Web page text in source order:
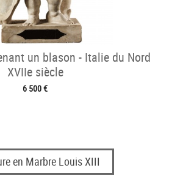
un blason - Italie du Nord
XVIIe siècle
6 500 €
en Marbre Louis XIII